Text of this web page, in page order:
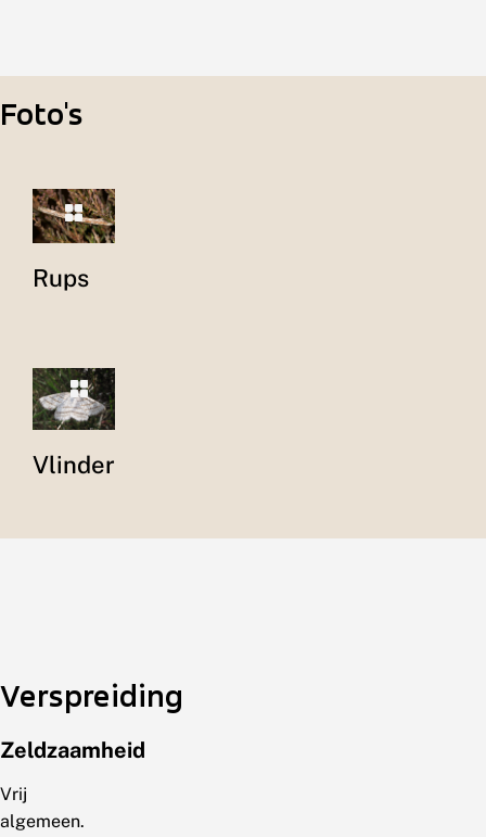
Foto's
Rups
Vlinder
Verspreiding
Zeldzaamheid
Vrij
algemeen.